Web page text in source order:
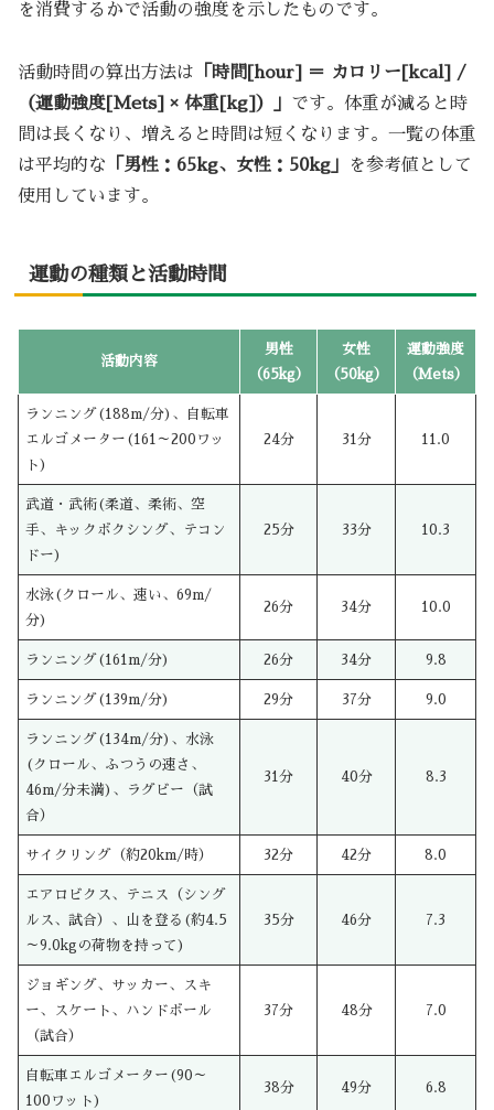
を消費するかで活動の強度を示したものです。
活動時間の算出方法は 「時間[hour] ＝ カロリー[kcal] /
（運動強度[Mets] × 体重[kg]）」 です。体重が減ると時
間は長くなり、増えると時間は短くなります。一覧の体重
は平均的な 「男性：65kg、女性：50kg」
を参考値として
使用しています。
運動の種類と活動時間
活動内容
男性
（65kg）
女性
（50kg）
運動強度
（Mets）
ランニング(188m/分)、自転車
エルゴメーター(161～200ワッ
ト)
24分 31分 11.0
武道・武術(柔道、柔術、空
手、キックボクシング、テコン
ドー)
25分 33分 10.3
水泳(クロール、速い、69m/
分)
26分 34分 10.0
ランニング(161m/分) 26分 34分 9.8
ランニング(139m/分) 29分 37分 9.0
ランニング(134m/分)、水泳
(クロール、ふつうの速さ、
46m/分未満)、ラグビー（試
合）
31分 40分 8.3
サイクリング（約20km/時） 32分 42分 8.0
エアロビクス、テニス（シング
ルス、試合）、山を登る(約4.5
～9.0kgの荷物を持って)
35分 46分 7.3
ジョギング、サッカー、スキ
ー、スケート、ハンドボール
（試合）
37分 48分 7.0
自転車エルゴメーター(90～
100ワット)
38分 49分 6.8